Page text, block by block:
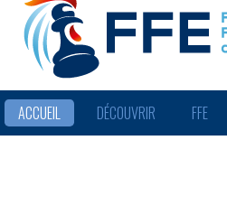
ACCUEIL DÉCOUVRIR FFE